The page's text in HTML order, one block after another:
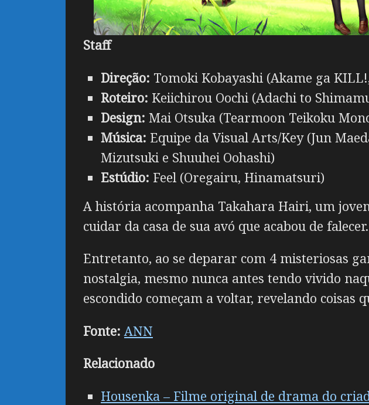
Staff
Direção: Tomoki Kobayashi (Akame ga
Roteiro: Keiichirou Oochi (Adachi to
Design: Mai Otsuka (Tearmoon Teikoku
Música: Equipe da Visual Arts/Key (Jun
Mizutsuki e Shuuhei Oohashi)
Estúdio: Feel (Oregairu, Hinamatsuri)
A história acompanha Takahara Hairi, um
cuidar da casa de sua avó que acabou de falecer.
Entretanto, ao se deparar com 4 misteriosas
nostalgia, mesmo nunca antes tendo vivido
escondido começam a voltar, revelando coisas
Fonte: ANN
Relacionado
Housenka – Filme original de drama do